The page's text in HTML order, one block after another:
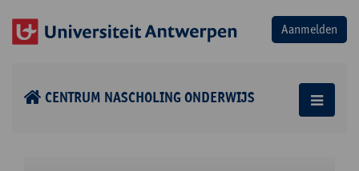
CENTRUM NASCHOLING ONDERWIJS